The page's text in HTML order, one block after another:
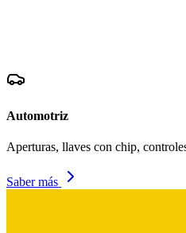
Automotriz
Aperturas, llaves con chip,
Saber más